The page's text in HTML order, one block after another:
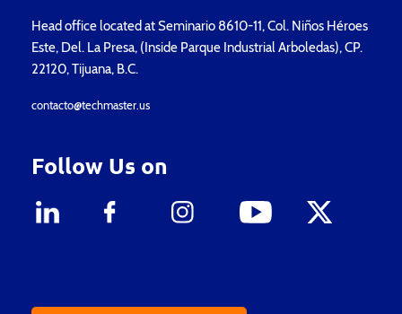
Head office located at Seminario 8610-11, Col. Niños Héroes
Este, Del. La Presa, (Inside Parque Industrial Arboledas), CP.
22120, Tijuana, B.C.
contacto@techmaster.us
Follow Us on